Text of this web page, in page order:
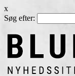
x
Søg efter: